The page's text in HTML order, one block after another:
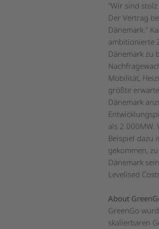
"Wir sind
Der Vertrag
Dänemark."
ambitionierte
Dänemark zu
Mobilität,
größte
Dänemark
als 2.000MW.
Beispiel dazu
gekommen,
Dänemark
Levelised
About
GreenGo
skalierbaren